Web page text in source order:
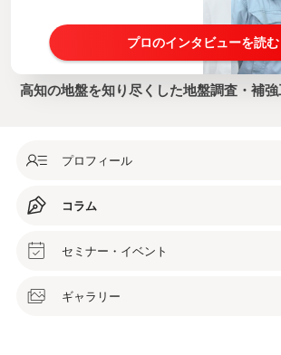
プロのインタビューを読む
高知の地盤を知り尽くした地盤調査・補
プロフィール
コラム
セミナー・イベント
ギャラリー